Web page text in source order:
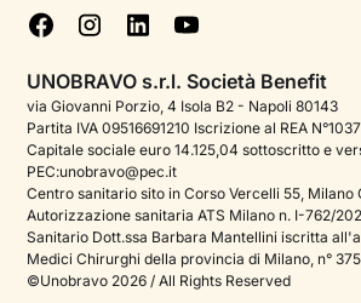
Podcast di psicologia
Corporate
Psicologo italiano all'estero
Sala stampa
Bandi e premi
Cookie policy
Gestisci cookie
UNOBRAVO s.r.l. Società Benefit
via Giovanni Porzio, 4 Isola B2 - Napoli 80143
Partita IVA 09516691210 Iscrizione al REA
Capitale sociale euro 14.125,04 sottoscritto e
PEC:unobravo@pec.it
Centro sanitario sito in Corso Vercelli 55, Milano
Autorizzazione sanitaria ATS Milano n. I-762/
Sanitario Dott.ssa Barbara Mantellini iscritta
Medici Chirurghi della provincia di Milano, n°
©Unobravo 2026 / All Rights Reserved